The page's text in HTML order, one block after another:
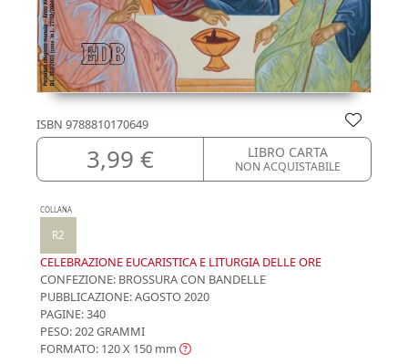
ISBN 9788810170649
3,99 € LIBRO CARTA
NON ACQUISTABILE
COLLANA
R2
CELEBRAZIONE EUCARISTICA E LITURGIA DELLE ORE
CONFEZIONE: BROSSURA CON BANDELLE
PUBBLICAZIONE:AGOSTO 2020
PAGINE: 340
PESO: 202 GRAMMI
FORMATO: 120 X 150 mm